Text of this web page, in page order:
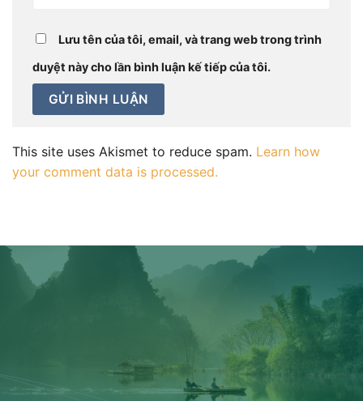
Lưu tên của tôi, email, và trang web trong trình
duyệt này cho lần bình luận kế tiếp của tôi.
This site uses Akismet to reduce spam. Learn how
your comment data is processed.